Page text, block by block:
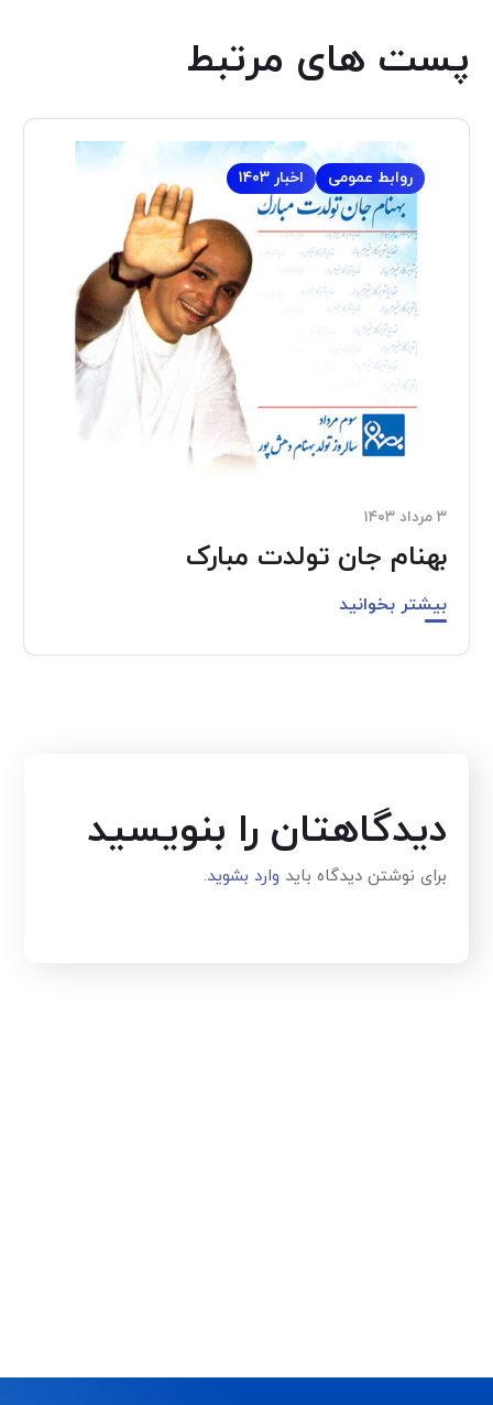
پست های مرتبط
اخبار ۱۴۰۳ روابط عمومی
۳ مرداد ۱۴۰۳
بهنام جان تولدت مبارک
بیشتر بخوانید
دیدگاهتان را بنویسید
برای نوشتن دیدگاه باید وارد بشوید.